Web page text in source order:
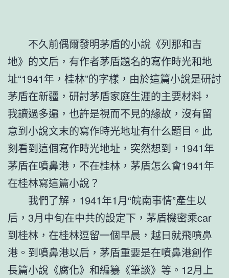
不久前偶爾發明茅盾的小說《列那和吉
地》的文后，有作者茅盾題名的寫作時光和地
址“1941年，桂林”的字樣，由於這篇小說是研討
茅盾在新疆，研討茅盾家庭生涯的主要材料，
我讀過多遍，也許是視而不見的緣故，沒有留
意到小說文末的寫作時光地址有什么題目。此
刻看到這個寫作時光地址，突然想到，1941年
茅盾在噴鼻港，不在桂林，茅盾怎么會1941年
在桂林寫這篇小說？
我們了解，1941年1月“皖南事情”產生以
后，3月中旬在中共的設定下，茅盾機密乘car
到桂林，在桂林逗留一個早晨，越日就飛噴鼻
港。到噴鼻港以后，茅盾重要是在噴鼻港創作
長篇小說《腐化》和編纂《筆談》等。12月上